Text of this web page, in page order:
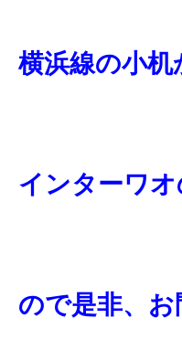
横浜線の小
インターワ
ので是非、お